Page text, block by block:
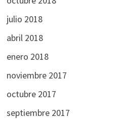
julio 2018
abril 2018
enero 2018
noviembre 2017
octubre 2017
septiembre 2017